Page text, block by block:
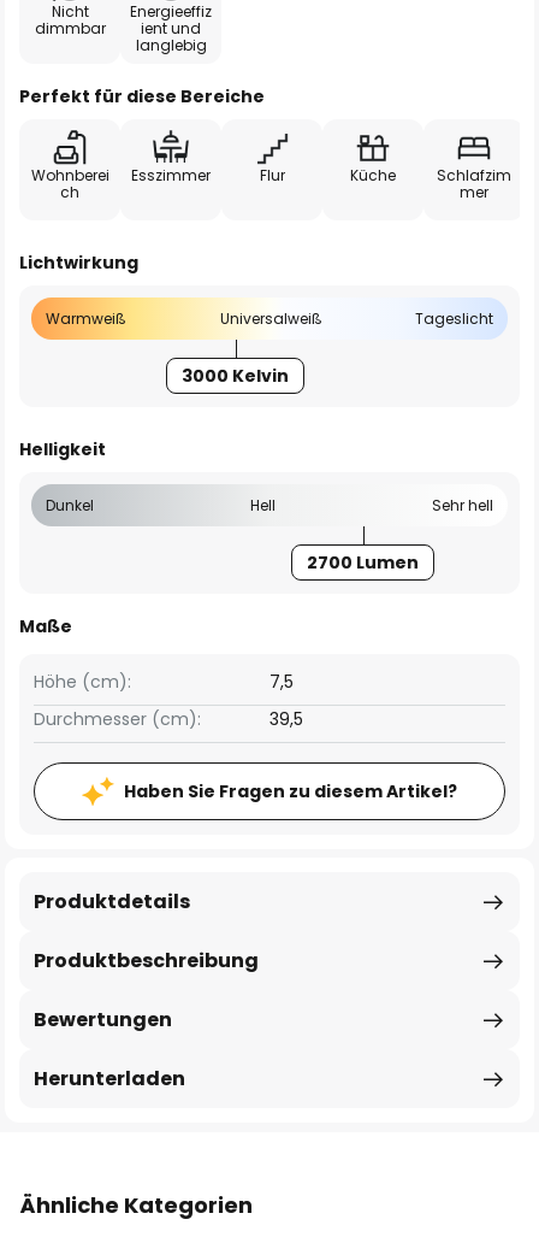
Nicht
dimmbar
Energieeffiz
ient und
langlebig
Perfekt für diese Bereiche
Wohnberei
ch
Esszimmer Flur Küche
Schlafzim
mer
Lichtwirkung
Warmweiß Universalweiß Tageslicht
3000 Kelvin
Helligkeit
Dunkel Hell Sehr hell
2700 Lumen
Maße
Höhe (cm):
7,5
Durchmesser (cm):
39,5
Haben Sie Fragen zu diesem Artikel?
Produktbeschreibung
Produktdetails
Bewertungen
Herunterladen
Ähnliche Kategorien